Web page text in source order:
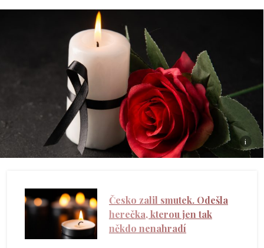
i
Česko zalil smutek. Odešla
herečka, kterou jen tak
někdo nenahradí